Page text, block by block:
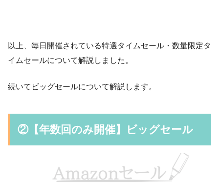
以上、毎日開催されている特選タイムセール・数量限定タ
イムセールについて解説しました。
続いてビッグセールについて解説します。
②【年数回のみ開催】ビッグセール